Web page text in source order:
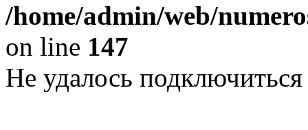
/home/admin/web/
on line 147
Не удалось